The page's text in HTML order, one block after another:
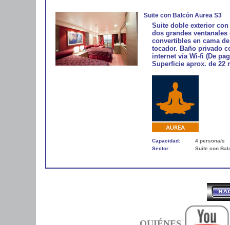
Suite con Balcón Aurea S3
Suite doble exterior
dos grandes
convertibles en cama
tocador. Baño privado
internet vía Wi-fi (De
Superficie aprox. de 22
Capacidad:
4 persona/s
Sector:
Suite con